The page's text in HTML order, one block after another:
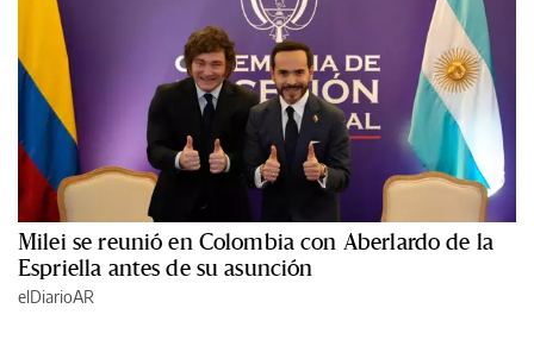
Milei se reunió en Colombia con Aberlardo de la
Espriella antes de su asunción
elDiarioAR